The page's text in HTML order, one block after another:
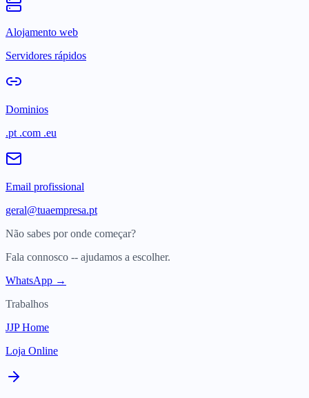
Alojamento web
Servidores rápidos
Dominios
.pt .com .eu
Email profissional
geral@tuaempresa.pt
Não sabes por onde começar?
Fala connosco -- ajudamos a escolher.
WhatsApp →
Trabalhos
JJP Home
Loja Online